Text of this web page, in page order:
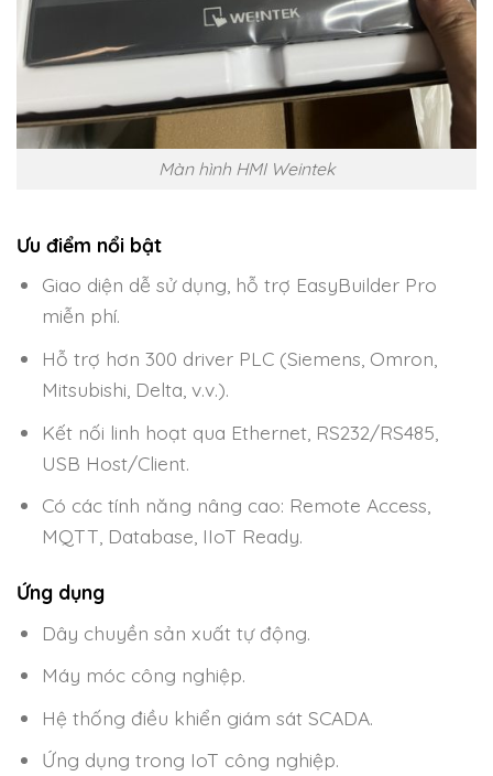
Màn hình HMI Weintek
Ưu điểm nổi bật
Giao diện dễ sử dụng, hỗ trợ EasyBuilder Pro
miễn phí.
Hỗ trợ hơn 300 driver PLC (Siemens, Omron,
Mitsubishi, Delta, v.v.).
Kết nối linh hoạt qua Ethernet, RS232/RS485,
USB Host/Client.
Có các tính năng nâng cao: Remote Access,
MQTT, Database, IIoT Ready.
Ứng dụng
Dây chuyền sản xuất tự động.
Máy móc công nghiệp.
Hệ thống điều khiển giám sát SCADA.
Ứng dụng trong IoT công nghiệp.